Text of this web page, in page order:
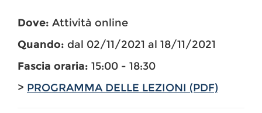
Dove: Attività online
Quando: dal 02/11/2021 al 18/11/2021
Fascia oraria: 15:00 - 18:30
> PROGRAMMA DELLE LEZIONI (PDF)